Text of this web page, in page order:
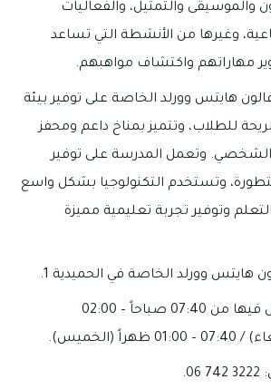
والموسيقى والتمثيل، والفعاليات
وغيرها من الأنشطة التي تساعد
مهاراتهم واكتشاف مواهبهم.
هايتس وورلد الخاصة على توفير بيئة
للطلاب، وتتميز بمناخ داعم ومحفز
الشخصي. وتعمل المدرسة على توفير
وتستخدم التكنولوجيا بشكل واسع
وتوفير تجربة تعليمية مميزة
هايتس وورلد الخاصة في الحميدية 1.
تبدأ أوقات العمل فيها من 07:40 صباحاً – 02:00
(الخميس).